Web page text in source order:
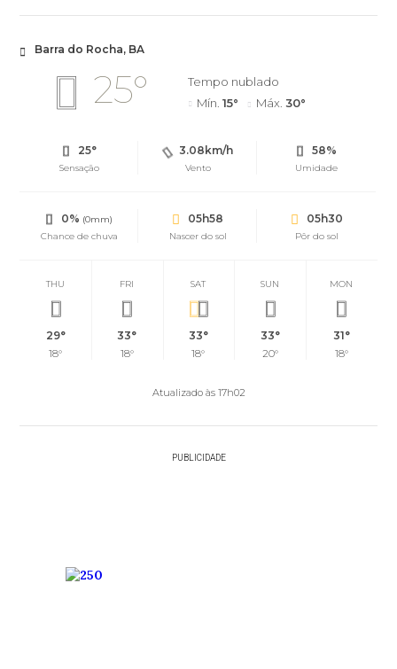
Barra do Rocha, BA
25°
Tempo nublado
Mín. 15° Máx. 30°
25°
Sensação
3.08km/h
Vento
58%
Umidade
0% (0mm)
Chance de chuva
05h58
Nascer do sol
05h30
Pôr do sol
THU
29°
18°
FRI
33°
18°
SAT
33°
18°
SUN
33°
20°
MON
31°
18°
Atualizado às 17h02
PUBLICIDADE